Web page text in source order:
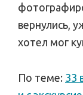
вернулись,
хотел мог
По теме: 33